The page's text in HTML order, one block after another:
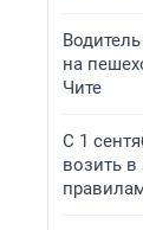
на
Чите
С 1
возить